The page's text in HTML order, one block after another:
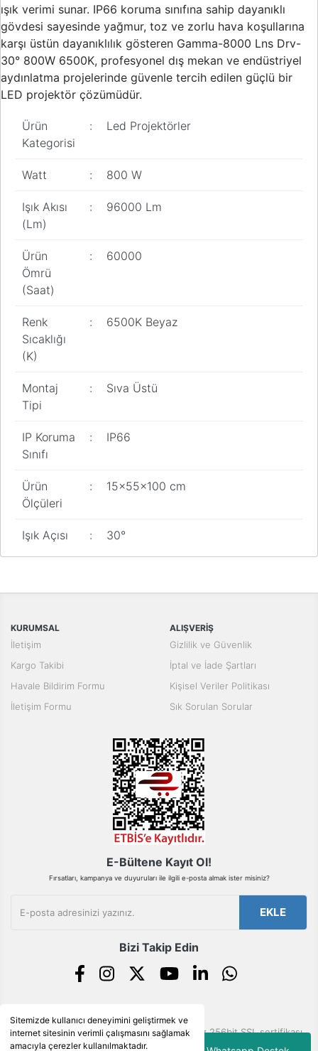
Sitemizde kullanıcı deneyimini geliştirmek ve
internet sitesinin verimli çalışmasını sağlamak
amacıyla çerezler kullanılmaktadır.
ışık verimi sunar. IP66 koruma sınıfına sahip dayanıklı
gövdesi sayesinde yağmur, toz ve zorlu hava koşullarına
karşı üstün dayanıklılık gösteren Gamma-8000 Lns Drv-
30° 800W 6500K, profesyonel dış mekan ve endüstriyel
aydınlatma projelerinde güvenle tercih edilen güçlü bir
LED projektör çözümüdür.
Ürün
Kategorisi
: Led Projektörler
Watt : 800 W
Işık Akısı
(Lm)
: 96000 Lm
Ürün
Ömrü
(Saat)
: 60000
Renk
Sıcaklığı
(K)
: 6500K Beyaz
Montaj
Tipi
: Sıva Üstü
IP Koruma
Sınıfı
: IP66
Ürün
Ölçüleri
: 15x55x100 cm
Işık Açısı : 30°
Yorum Yaz
Bu ürünün fiyat bilgisi, resim, ürün açıklamalarında ve diğer
Ürün resmi kalitesiz, bozuk veya görüntülenemiyor.
Ürün fiyatı diğer sitelerden daha pahalı.
Bu ürüne benzer farklı alternatifler olmalı.
Gönder
KURUMSAL
İletişim
Kargo Takibi
Havale Bildirim Formu
İletişim Formu
ALIŞVERİŞ
Gizlilik ve Güvenlik
İptal ve İade Şartları
Kişisel Veriler Politikası
Sık Sorulan Sorular
E-Bültene Kayıt Ol!
Fırsatları, kampanya ve duyuruları ile ilgili e-posta almak ister misiniz?
EKLE
Bizi Takip Edin
© Tüm hakları saklıdır. Kredi kartı bilgileriniz 256bit SSL sertifikası
ile korunmaktadır.